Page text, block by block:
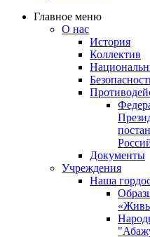
Главное меню
О нас
История
Коллектив
Документы
Учреждения
Наша